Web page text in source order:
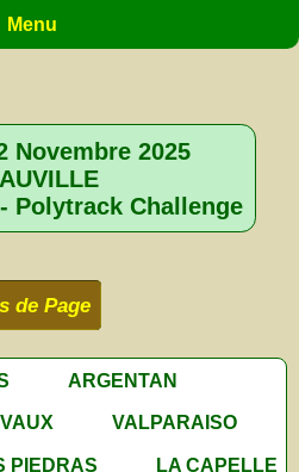
Menu
Novembre 2025
Polytrack Challenge
de Page
ARGENTAN
VALPARAISO
PIEDRAS
LA CAPELLE